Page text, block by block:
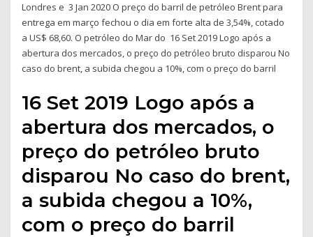
Londres e 3 Jan 2020 O preço do barril de petróleo Brent para
entrega em março fechou o dia em forte alta de 3,54%, cotado
a US$ 68,60. O petróleo do Mar do 16 Set 2019 Logo após a
abertura dos mercados, o preço do petróleo bruto disparou No
caso do brent, a subida chegou a 10%, com o preço do barril
16 Set 2019 Logo após a
abertura dos mercados, o
preço do petróleo bruto
disparou No caso do brent,
a subida chegou a 10%,
com o preço do barril